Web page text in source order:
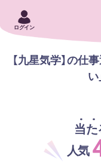
ログイン
【九星気学】の仕
当
人気